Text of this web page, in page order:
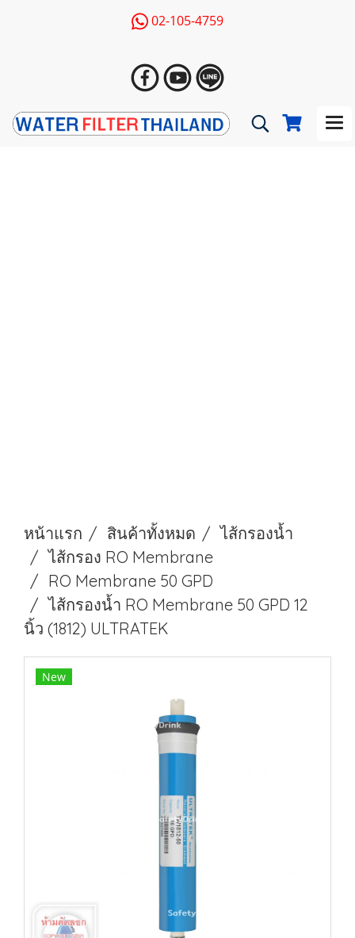
02-105-4759
หน้าแรก สินค้าทั้งหมด
ไส้กรองนํ้า
ไส้กรอง RO Membrane
RO Membrane 50 GPD
ไส้กรองน้ำ RO Membrane 50 GPD 12
นิ้ว (1812) ULTRATEK
New